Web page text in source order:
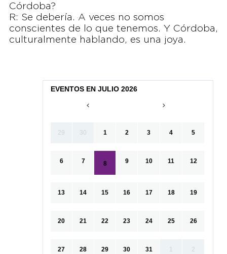
Córdoba?
R: Se debería. A veces no somos
conscientes de lo que tenemos. Y Córdoba,
culturalmente hablando, es una joya.
EVENTOS EN JULIO 2026
29 30 1 2 3 4 5
6 7 8 9 10 11 12
13 14 15 16 17 18 19
20 21 22 23 24 25 26
27 28 29 30 31 1 2